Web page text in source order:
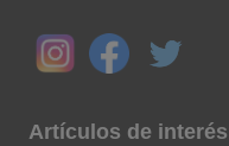
Artículos de interés